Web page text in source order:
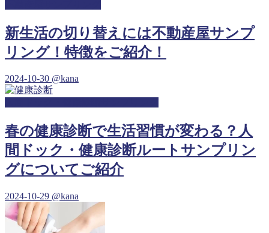
新生活の切り替えには不動産屋サンプ
リング！特徴をご紹介！
2024-10-30 @kana
春の健康診断で生活習慣が変わる？人
間ドック・健康診断ルートサンプリン
グについてご紹介
2024-10-29 @kana